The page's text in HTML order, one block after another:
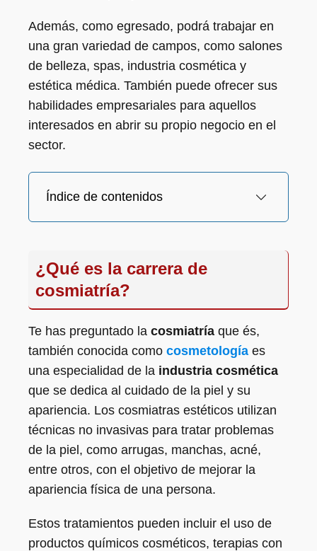
Además, como egresado, podrá trabajar en
una gran variedad de campos, como salones
de belleza, spas, industria cosmética y
estética médica. También puede ofrecer sus
habilidades empresariales para aquellos
interesados en abrir su propio negocio en el
sector.
Índice de contenidos
¿Qué es la carrera de
cosmiatría?
Te has preguntado la cosmiatría que és,
también conocida como cosmetología es
una especialidad de la industria cosmética
que se dedica al cuidado de la piel y su
apariencia. Los cosmiatras estéticos utilizan
técnicas no invasivas para tratar problemas
de la piel, como arrugas, manchas, acné,
entre otros, con el objetivo de mejorar la
apariencia física de una persona.
Estos tratamientos pueden incluir el uso de
productos químicos cosméticos, terapias con